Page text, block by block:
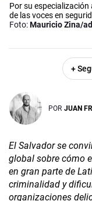
Por su
de las voces en
Foto:Mauricio Zina/
+
POR JUAN
El Salvador se
global sobre cómo
en gran parte de
criminalidad y
organizaciones